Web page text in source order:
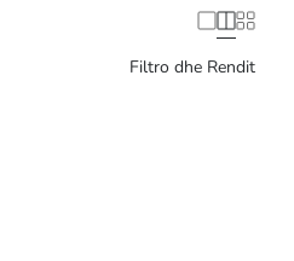
Filtro dhe Rendit